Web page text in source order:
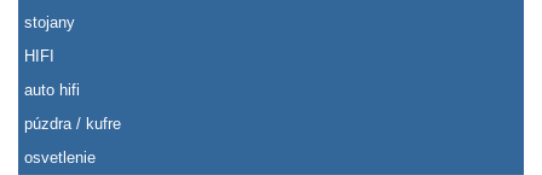
stojany
HIFI
auto hifi
púzdra / kufre
osvetlenie